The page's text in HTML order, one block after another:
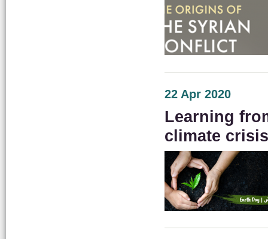
22 Apr 2020
Learning
climate crisis